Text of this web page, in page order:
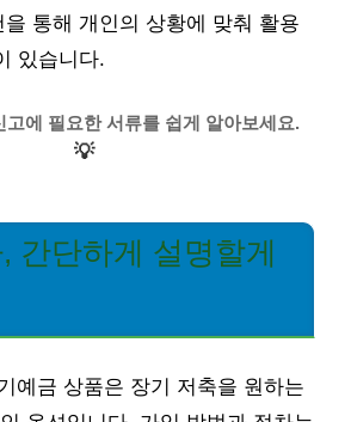
통해 개인의 상황에 맞춰 활용
있습니다.
고에 필요한 서류를 쉽게 알아보세요.
💡
간단하게 설명할게
예금 상품은 장기 저축을 원하는